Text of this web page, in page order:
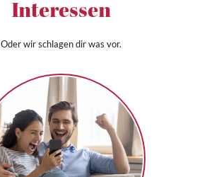
Interessen
Oder wir schlagen dir was vor.